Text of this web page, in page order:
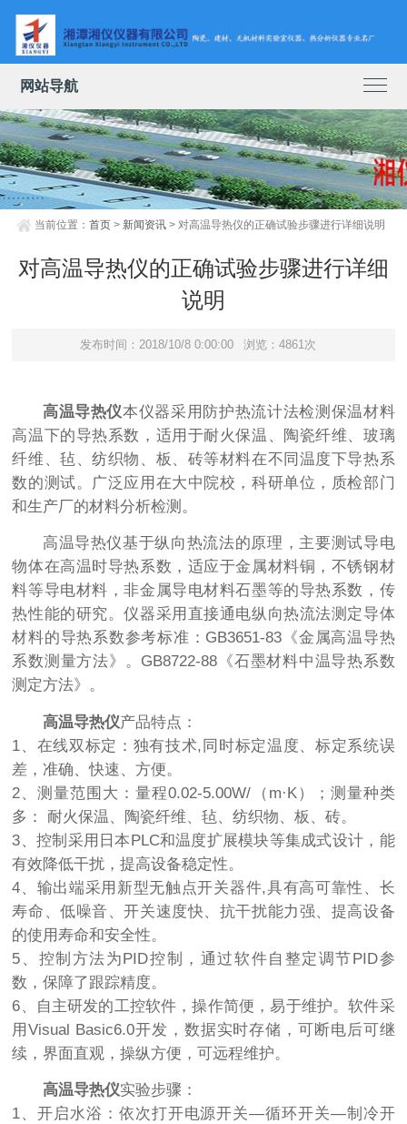
网站导航
当前位置：首页 > 新闻资讯 > 对高温导热仪的正确试验步骤进行详细说明
对高温导热仪的正确试验步骤进行详细
说明
发布时间：2018/10/8 0:00:00 浏览：4861次
高温导热仪本仪器采用防护热流计法检测保温材料
高温下的导热系数，适用于耐火保温、陶瓷纤维、玻璃
纤维、毡、纺织物、板、砖等材料在不同温度下导热系
数的测试。广泛应用在大中院校，科研单位，质检部门
和生产厂的材料分析检测。
高温导热仪基于纵向热流法的原理，主要测试导电
物体在高温时导热系数，适应于金属材料铜，不锈钢材
料等导电材料，非金属导电材料石墨等的导热系数，传
热性能的研究。仪器采用直接通电纵向热流法测定导体
材料的导热系数参考标准：GB3651-83《金属高温导热
系数测量方法》。GB8722-88《石墨材料中温导热系数
测定方法》。
高温导热仪产品特点：
1、在线双标定：独有技术,同时标定温度、标定系统误
差，准确、快速、方便。
2、测量范围大：量程0.02-5.00W/（m·K）；测量种类
多： 耐火保温、陶瓷纤维、毡、纺织物、板、砖。
3、控制采用日本PLC和温度扩展模块等集成式设计，能
有效降低干扰，提高设备稳定性。
4、输出端采用新型无触点开关器件,具有高可靠性、长
寿命、低噪音、开关速度快、抗干扰能力强、提高设备
的使用寿命和安全性。
5、控制方法为PID控制，通过软件自整定调节PID参
数，保障了跟踪精度。
6、自主研发的工控软件，操作简便，易于维护。软件采
用Visual Basic6.0开发，数据实时存储，可断电后可继
续，界面直观，操纵方便，可远程维护。
高温导热仪实验步骤：
1、开启水浴：依次打开电源开关—循环开关—制冷开